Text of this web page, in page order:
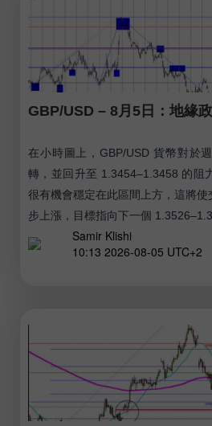
GBP/USD – 8月5日：地緣
在小時圖上，GBP/USD 貨幣對於
轉，並回升至 1.3454–1.3458 的阻
很有機會穩定在此區間上方，這將
步上漲，目標指向下一個
Samir Klishi
10:13 2026-08-05 UTC+2